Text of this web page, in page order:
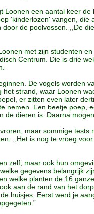
Loonen een aantal keer
'kinderlozen' vangen,
de poolvossen. ,,De
met zijn studenten
Centrum. Die is drie
De vogels worden
het strand, waar Loonen
er zitten even later
nemen. Een beetje poep,
de dieren is. Daarna
maar sommige
,,Het is nog te vroeg
zelf, maar ook hun
gegevens belangrijk
welke planten de 16
aan de rand van het
huisjes. Eerst werd je